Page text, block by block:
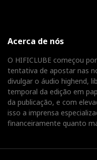
Portugal
Horário: Terça a
Coordenadas GPS:
Acerca de nós
O HIFICLUBE começou
tentativa de apostar nas
divulgar o áudio highend,
temporal da edição em
da publicação, e com
isso a imprensa
financeiramente quanto